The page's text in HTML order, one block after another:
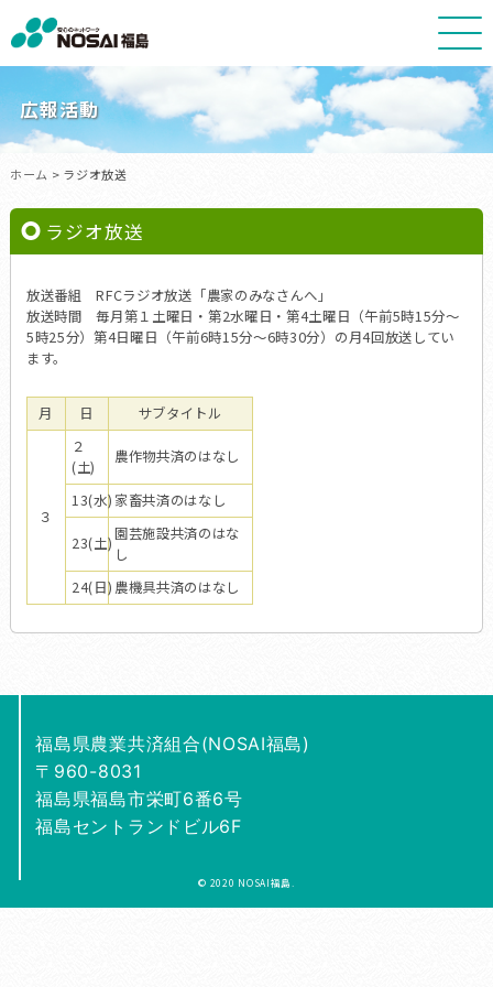
NOSAI
福
広報活動
ホーム > ラジオ放送
ラジオ放送
放送番組 RFCラジオ放送「農家のみなさんへ」
放送時間 毎月第１土曜日・第2水曜日・第4土曜日（午前5時15分～
5時25分）第4日曜日（午前6時15分～6時30分）の月4回放送してい
ます。
月 日 サブタイトル
３
２
(土)
農作物共済のはなし
13(水) 家畜共済のはなし
23(土)園芸施設共済のはな
し
24(日) 農機具共済のはなし
福島県農業共済組合(NOSAI福島)
〒960-8031
福島県福島市栄町6番6号
福島セントランドビル6F
© 2020 NOSAI福島.